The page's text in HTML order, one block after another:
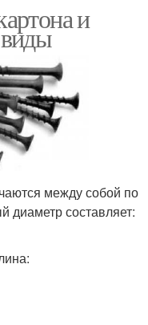
и
между собой по
диаметр составляет: